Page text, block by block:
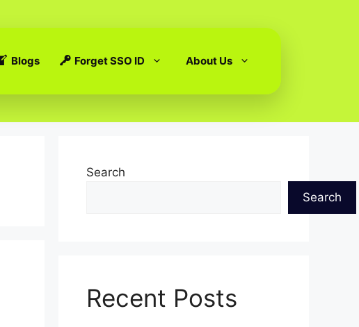
Blogs Forget SSO ID About Us
Search
Search
Recent Posts